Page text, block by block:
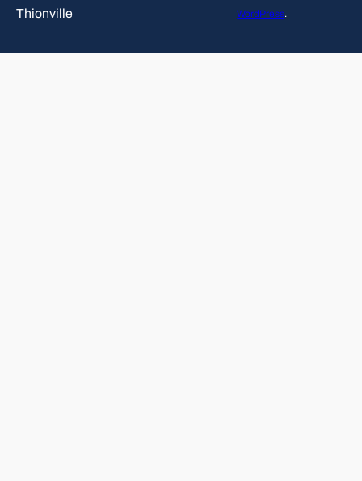
Thionville
WordPress.